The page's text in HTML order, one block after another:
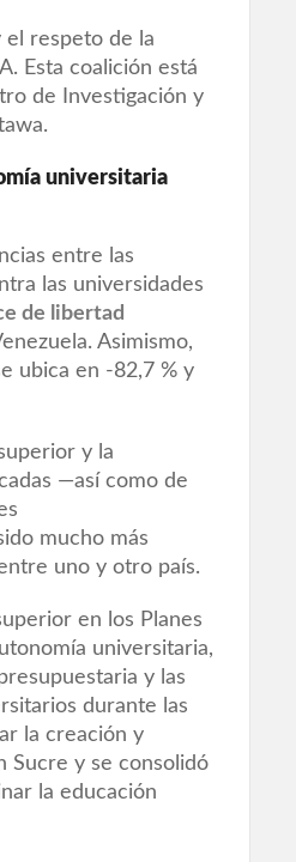
el respeto de la
Esta coalición está
de Investigación y
universitaria
entre las
las universidades
de libertad
Asimismo,
ubica en -82,7 % y
y la
—así como de
mucho más
uno y otro país.
en los Planes
universitaria,
y las
durante las
la creación y
Sucre y se consolidó
la educación